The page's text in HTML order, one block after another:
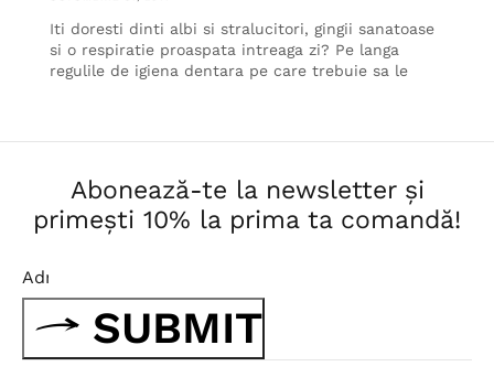
Iti doresti dinti albi si stralucitori, gingii sanatoase
si o respiratie proaspata intreaga zi? Pe langa
regulile de igiena dentara pe care trebuie sa le
Abonează-te la newsletter și
primești 10% la prima ta comandă!
SUBMIT